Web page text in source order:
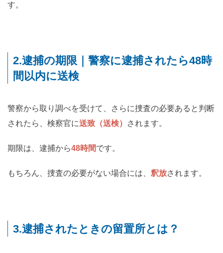
す。
2.逮捕の期限｜警察に逮捕されたら48時
間以内に送検
警察から取り調べを受けて、さらに捜査の必要あると判断
されたら、検察官に送致（送検） されます。
期限は、逮捕から48時間です。
もちろん、捜査の必要がない場合には、 釈放されます。
3.逮捕されたときの留置所とは？